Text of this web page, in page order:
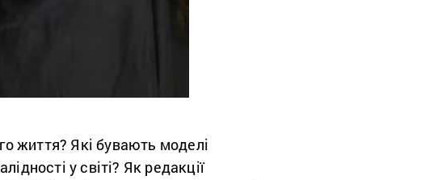
життя? Які бувають моделі
у світі? Як редакції